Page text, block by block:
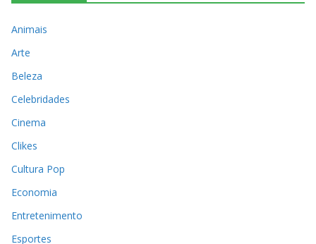
Animais
Arte
Beleza
Celebridades
Cinema
Clikes
Cultura Pop
Economia
Entretenimento
Esportes